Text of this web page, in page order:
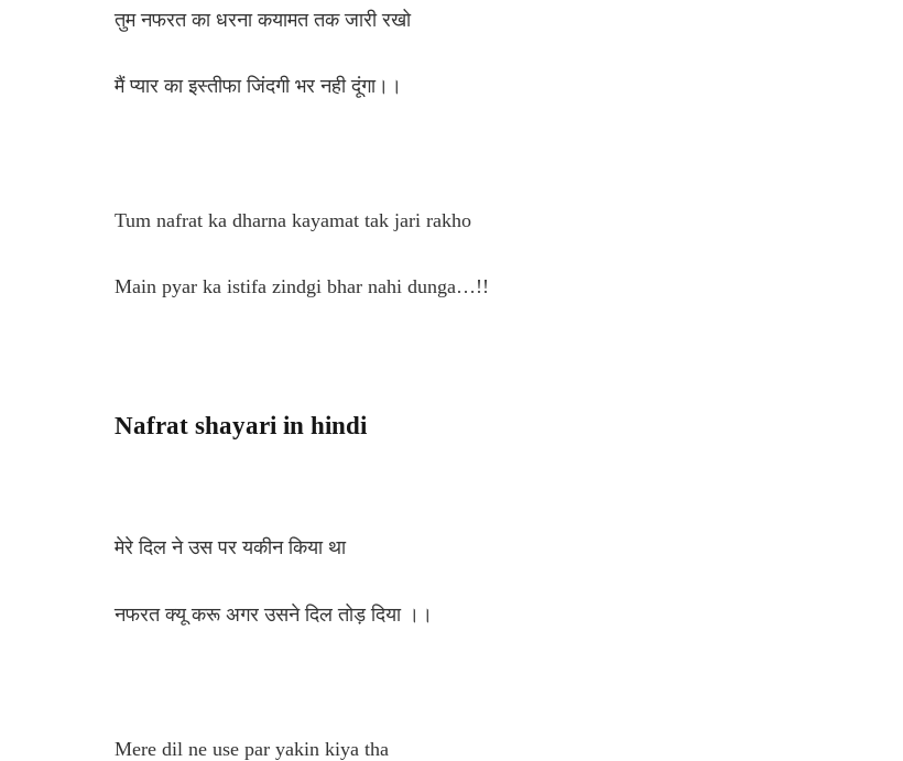
तुम नफरत का धरना कयामत तक जारी रखो
मैं प्यार का इस्तीफा जिंदगी भर नही दूंगा।।
Tum nafrat ka dharna kayamat tak jari rakho
Main pyar ka istifa zindgi bhar nahi dunga…!!
Nafrat shayari in hindi
मेरे दिल ने उस पर यकीन किया था
नफरत क्यू करू अगर उसने दिल तोड़ दिया ।।
Mere dil ne use par yakin kiya tha